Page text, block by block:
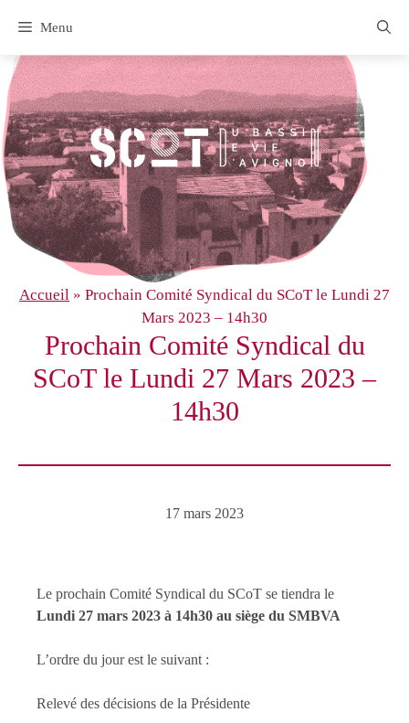
contenu
Menu
Accueil » Prochain Comité Syndical du SCoT le Lundi 27
Mars 2023 – 14h30
Prochain Comité Syndical du
SCoT le Lundi 27 Mars 2023 –
14h30
17 mars 2023
Le prochain Comité Syndical du SCoT se tiendra le
Lundi 27 mars 2023 à 14h30 au siège du SMBVA
L’ordre du jour est le suivant :
Relevé des décisions de la Présidente